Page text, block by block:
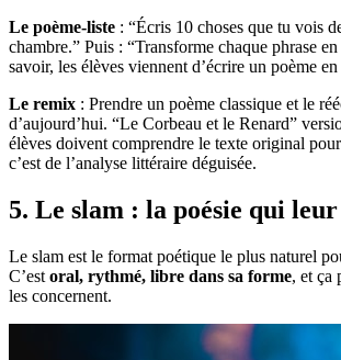
Le poème-liste : “Écris 10 choses que tu vois
chambre.” Puis : “Transforme chaque phrase
savoir, les élèves viennent d’écrire un poème
Le remix : Prendre un poème classique et le
d’aujourd’hui. “Le Corbeau et le Renard”
élèves doivent comprendre le texte original
c’est de l’analyse littéraire déguisée.
5. Le slam : la poésie qui
Le slam est le format poétique le plus naturel
C’est oral, rythmé, libre dans sa forme, et ça
les concernent.